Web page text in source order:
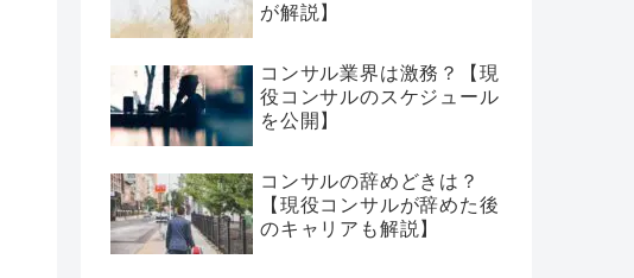
が解説】
コンサル業界は激務？【現
役コンサルのスケジュール
を公開】
コンサルの辞めどきは？
【現役コンサルが辞めた後
のキャリアも解説】